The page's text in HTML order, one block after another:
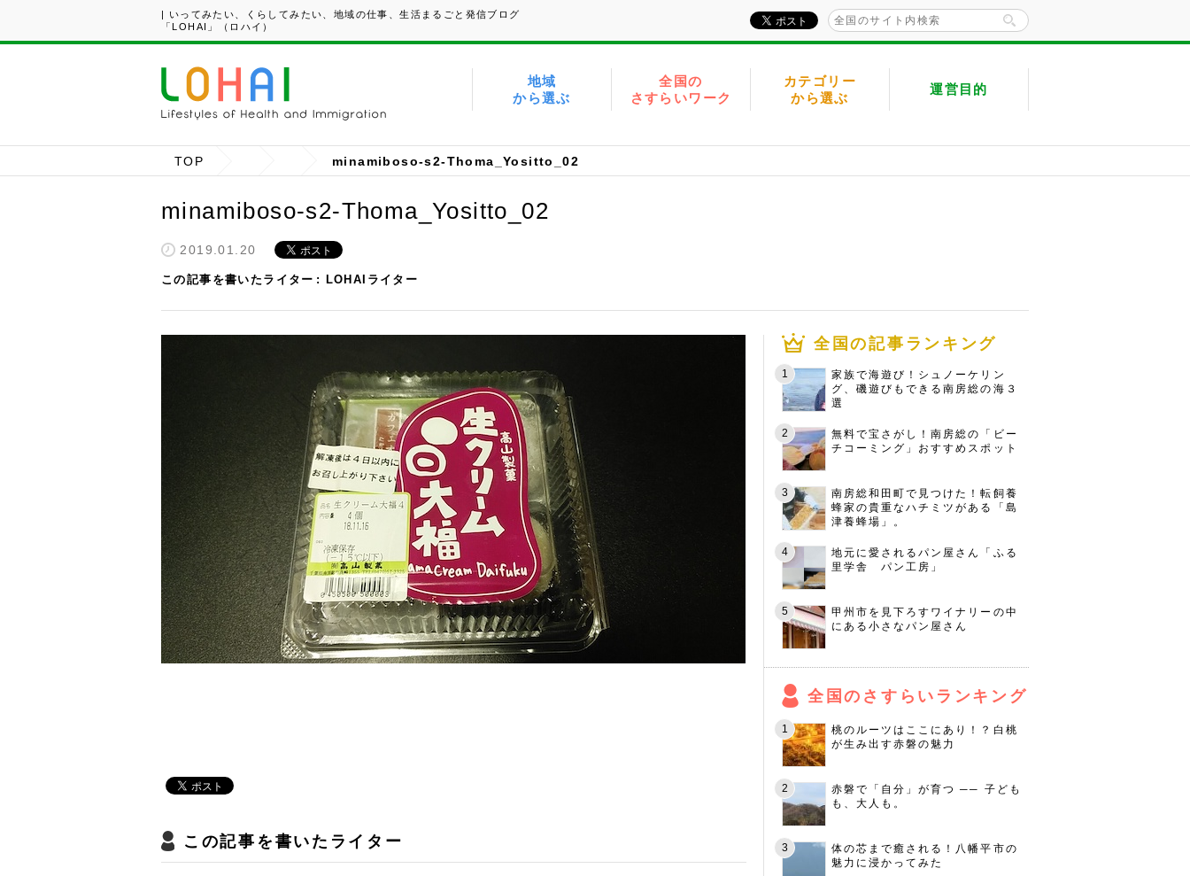
| いってみたい、くらしてみたい、地域の仕事、生活まるごと発信ブログ
「LOHAI」（ロハイ）
地域
から選ぶ
全国の
さすらいワーク
カテゴリー
から選ぶ
運営目的
TOP minamiboso-s2-Thoma_Yositto_02
minamiboso-s2-Thoma_Yositto_02
2019.01.20
この記事を書いたライター LOHAIライター
この記事を書いたライター
全国の記事ランキング
家族で海遊び！シュノーケリン
グ、磯遊びもできる南房総の海３
選
無料で宝さがし！南房総の「ビー
チコーミング」おすすめスポット
南房総和田町で見つけた！転飼養
蜂家の貴重なハチミツがある「島
津養蜂場」。
地元に愛されるパン屋さん「ふる
里学舎 パン工房」
甲州市を見下ろすワイナリーの中
にある小さなパン屋さん
全国のさすらいランキング
桃のルーツはここにあり！？白桃
が生み出す赤磐の魅力
赤磐で「自分」が育つ ── 子ども
も、大人も。
体の芯まで癒される！八幡平市の
魅力に浸かってみた